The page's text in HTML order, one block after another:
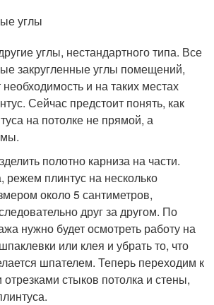
углы
углы, нестандартного типа. Все
закругленные углы помещений,
и на таких местах
Сейчас предстоит понять, как
на потолке не прямой, а
полотно карниза на части.
режем плинтус на несколько
около 5 сантиметров,
друг за другом. По
нужно будет осмотреть работу на
или клея и убрать то, что
шпателем. Теперь переходим к
стыков потолка и стены,